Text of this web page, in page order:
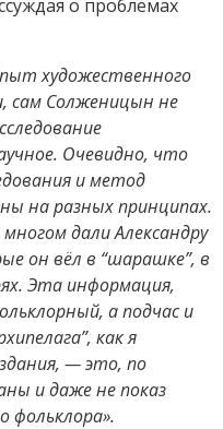
о проблемах
художественного
сам Солженицын не
Очевидно, что
и метод
на разных принципах.
дали Александру
он вёл в “шарашке”, в
Эта информация,
а подчас и
как я
— это, по
и даже не показ
фольклора».